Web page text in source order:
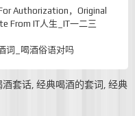
Authorization，Original
From IT人生_IT一二三
词_喝酒俗语对吗
酒套话 经典喝酒的套词 经典